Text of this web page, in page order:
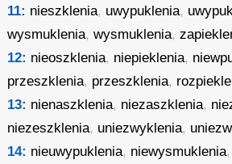
11: nieszklenia, uwypuklenia,
wysmuklenia,wysmuklenia,
12: nieoszklenia, niepieklenia,
przeszklenia, przeszklenia,
13: nienaszklenia, niezaszklenia,
niezeszklenia, uniezwyklenia,
14: nieuwypuklenia, niewysmuklenia,